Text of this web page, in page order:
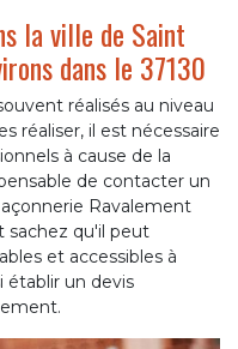
la ville de Saint
dans le 37130
réalisés au niveau
réaliser, il est nécessaire
à cause de la
de contacter un
Ravalement
sachez qu'il peut
et accessibles à
établir un devis